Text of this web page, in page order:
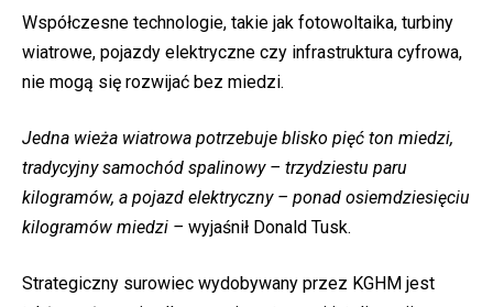
Współczesne technologie, takie jak fotowoltaika, turbiny
wiatrowe, pojazdy elektryczne czy infrastruktura cyfrowa,
nie mogą się rozwijać bez miedzi.
Jedna wieża wiatrowa potrzebuje blisko pięć ton miedzi,
tradycyjny samochód spalinowy – trzydziestu paru
kilogramów, a pojazd elektryczny – ponad osiemdziesięciu
kilogramów miedzi – wyjaśnił Donald Tusk.
Strategiczny surowiec wydobywany przez KGHM jest